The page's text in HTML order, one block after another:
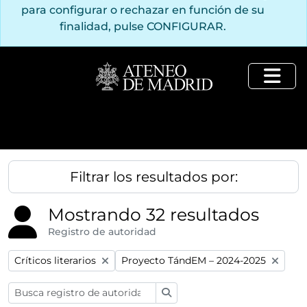
para configurar o rechazar en función de su
finalidad, pulse CONFIGURAR.
Filtrar los resultados por:
Mostrando 32 resultados
Registro de autoridad
Remove filter:
Críticos literarios Remove filter:
Proyecto TándEM – 2024-2025